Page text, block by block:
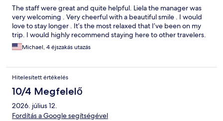
The staff were great and quite helpful. Liela the manager was
very welcoming . Very cheerful with a beautiful smile . I would
love to stay longer . It’s the most relaxed that I’ve been on my
trip. I would highly recommend staying here to other travelers.
Michael, 4 éjszakás utazás
Hitelesített értékelés
10/4 Megfelelő
2026. július 12.
Fordítás a Google segítségével